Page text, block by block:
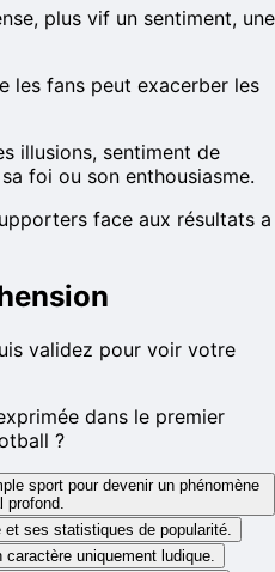
plus vif un sentiment, une
les fans peut exacerber les
illusions, sentiment de
foi ou son enthousiasme.
face aux résultats a
validez pour voir votre
dans le premier
?
sport pour devenir un phénomène
profond.
et ses statistiques de popularité.
uniquement ludique.